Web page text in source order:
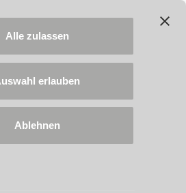
Alle zulassen
erlauben
Ablehnen